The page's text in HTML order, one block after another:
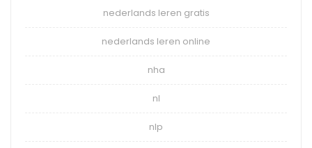
nederlands leren gratis
nederlands leren online
nha
nl
nlp